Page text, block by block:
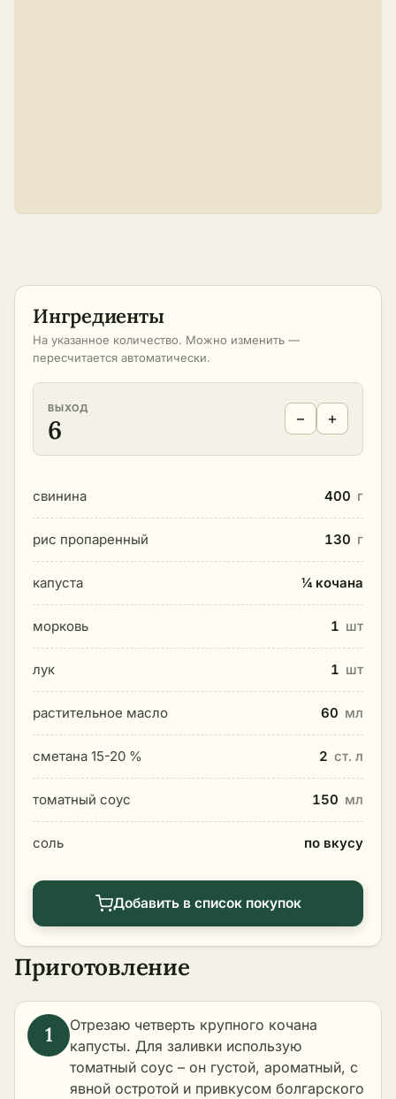
Ингредиенты
На указанное количество. Можно изменить —
пересчитается автоматически.
ВЫХОД
6 − +
свинина 400 г
рис пропаренный 130 г
капуста ¼ кочана
морковь 1 шт
лук 1 шт
растительное масло 60 мл
сметана 15-20 % 2 ст. л
томатный соус 150 мл
соль по вкусу
Добавить в список покупок
Приготовление
Отрезаю четверть крупного кочана
капусты. Для заливки использую
томатный соус – он густой, ароматный, с
явной остротой и привкусом болгарского